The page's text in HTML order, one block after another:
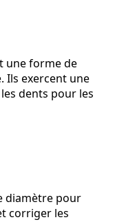
une forme de
Ils exercent une
dents pour les
diamètre pour
corriger les